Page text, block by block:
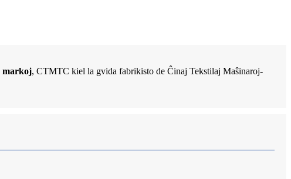
markoj, CTMTC kiel la gvida fabrikisto de Ĉinaj Tekstilaj Maŝinaroj-